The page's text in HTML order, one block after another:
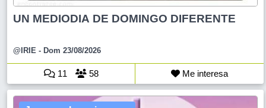
UN MEDIODIA DE DOMINGO DIFERENTE
@IRIE - Dom 23/08/2026
11 58 Me interesa